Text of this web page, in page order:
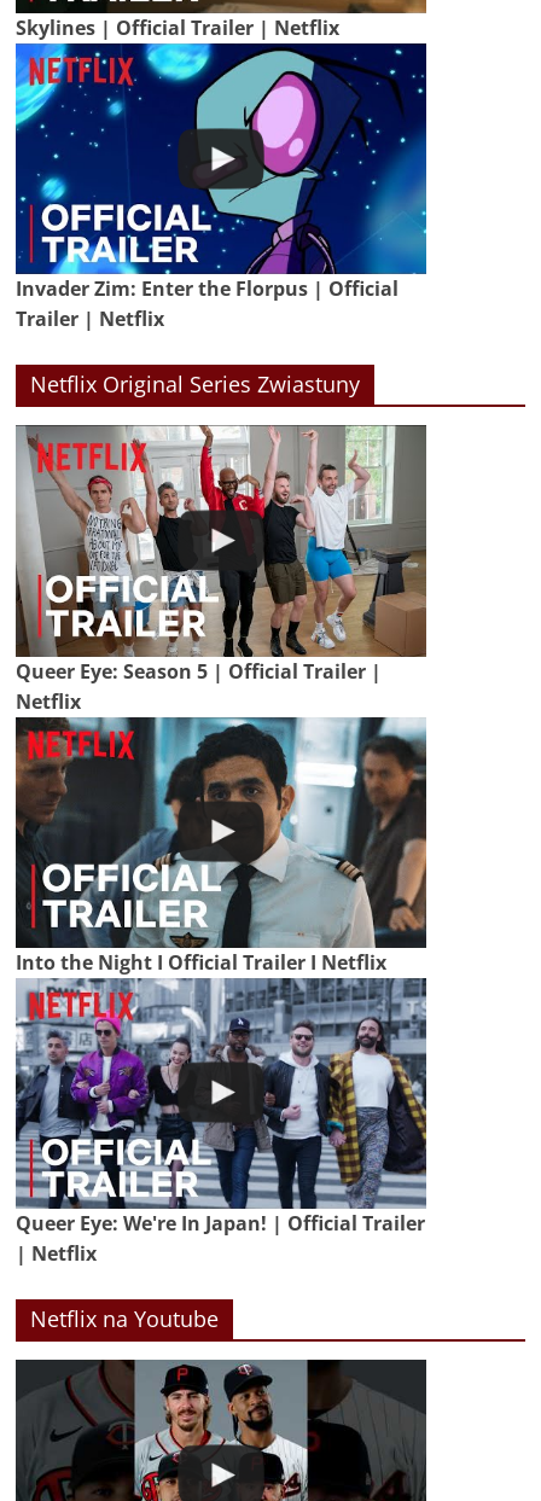
Skylines | Official Trailer | Netflix
Invader Zim: Enter the Florpus | Official
Trailer | Netflix
Netflix Original Series Zwiastuny
Queer Eye: Season 5 | Official Trailer |
Netflix
Into the Night I Official Trailer I Netflix
Queer Eye: We're In Japan! | Official Trailer
| Netflix
Netflix na Youtube